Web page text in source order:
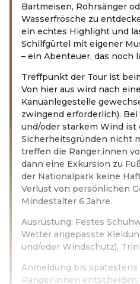
Bartmeisen, Rohrsänger
Wasserfrösche zu
ein echtes Highlight und
Schilfgürtel mit eigener
– ein Abenteuer, das noch
Treffpunkt der Tour ist
Von hier aus wird nach
Kanuanlegestelle
zwingend erforderlich).
und/oder starkem Wind ist
Sicherheitsgründen nicht
treffen die Ranger:innen
dann eine Exkursion zu
der Nationalpark keine
Verlust von persönlichen
Mindestalter 6 Jahre.
Ausrüstung: Festes
Wetter angepasste
und/oder Windschutz),
Anmeldung bis spätestens
Ranger:innen